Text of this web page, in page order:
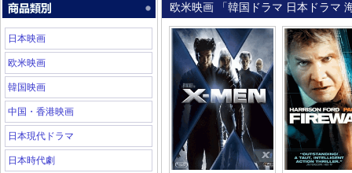
日本映画
欧米映画
韓国映画
中国・香港映画
日本現代ドラマ
日本時代劇
欧米映画 「韓国ドラマ 日本ドラマ